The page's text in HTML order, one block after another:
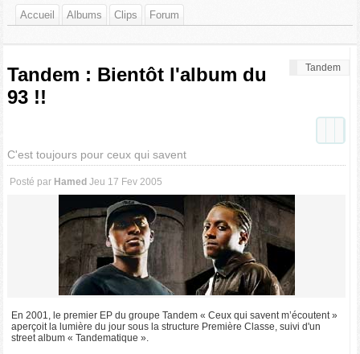
Accueil Albums Clips Forum
Tandem
Tandem : Bientôt l'album du
93 !!
C'est toujours pour ceux qui savent
Posté par Hamed Jeu 17 Fev 2005
En 2001, le premier EP du groupe Tandem « Ceux qui savent m’écoutent »
aperçoit la lumière du jour sous la structure Première Classe, suivi d'un
street album « Tandematique ».